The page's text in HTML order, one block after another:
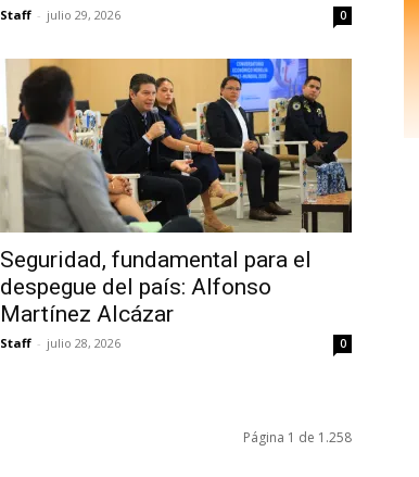
Staff - julio 29, 2026 0
Seguridad, fundamental para el
despegue del país: Alfonso
Martínez Alcázar
Staff - julio 28, 2026 0
Página 1 de 1.258